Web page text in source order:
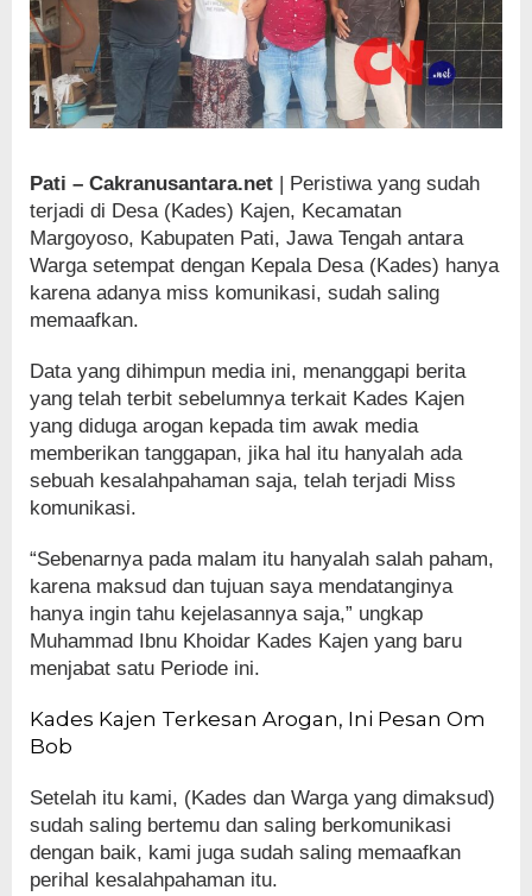
Pati – Cakranusantara.net | Peristiwa yang sudah
terjadi di Desa (Kades) Kajen, Kecamatan
Margoyoso, Kabupaten Pati, Jawa Tengah antara
Warga setempat dengan Kepala Desa (Kades) hanya
karena adanya miss komunikasi, sudah saling
memaafkan.
Data yang dihimpun media ini, menanggapi berita
yang telah terbit sebelumnya terkait Kades Kajen
yang diduga arogan kepada tim awak media
memberikan tanggapan, jika hal itu hanyalah ada
sebuah kesalahpahaman saja, telah terjadi Miss
komunikasi.
“Sebenarnya pada malam itu hanyalah salah paham,
karena maksud dan tujuan saya mendatanginya
hanya ingin tahu kejelasannya saja,” ungkap
Muhammad Ibnu Khoidar Kades Kajen yang baru
menjabat satu Periode ini.
Kades Kajen Terkesan Arogan, Ini Pesan Om
Bob
Setelah itu kami, (Kades dan Warga yang dimaksud)
sudah saling bertemu dan saling berkomunikasi
dengan baik, kami juga sudah saling memaafkan
perihal kesalahpahaman itu.